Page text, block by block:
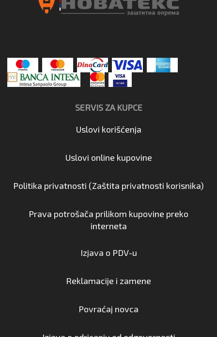
SERVIS ZA KUPCE
Uslovi korišćenja
Uslovi online kupovine
Politika privatnosti (Zaštita privatnosti korisnika)
Prava potrošača prilikom kupovine preko
interneta
Izjava o PDV-u
Reklamacije i zamene
Povraćaj novca